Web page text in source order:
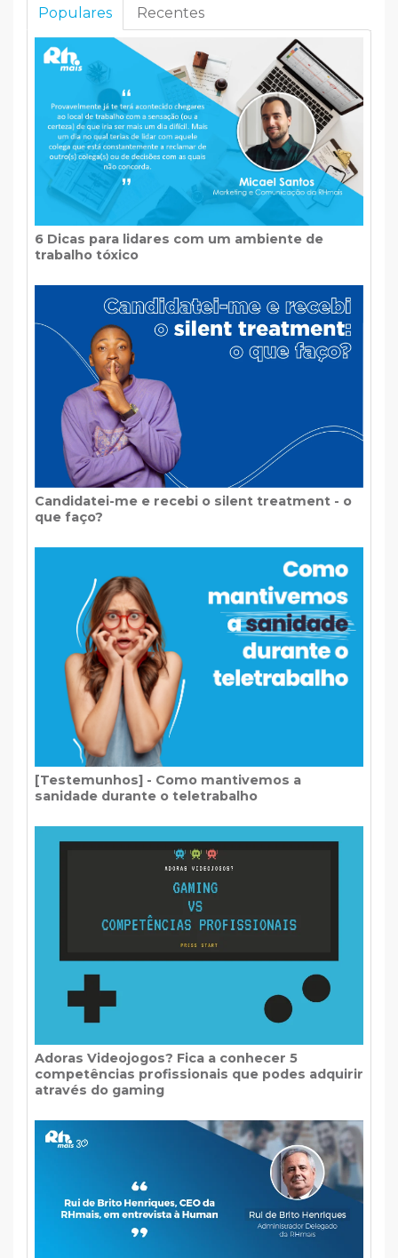
Populares Recentes
6 Dicas para lidares com um ambiente de
trabalho tóxico
Candidatei-me e recebi o silent treatment - o
que faço?
[Testemunhos] - Como mantivemos a
sanidade durante o teletrabalho
Adoras Videojogos? Fica a conhecer 5
competências profissionais que podes adquirir
através do gaming